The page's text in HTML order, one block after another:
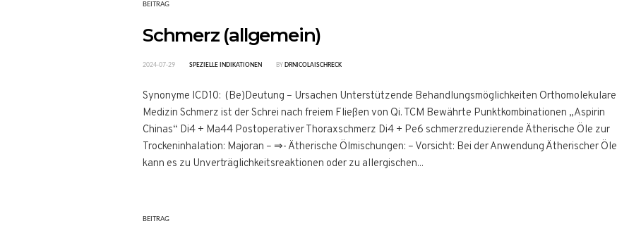
BEITRAG
Schmerz (allgemein)
2024-07-29 SPEZIELLE INDIKATIONEN BY DRNICOLAISCHRECK
Synonyme ICD10: (Be)Deutung – Ursachen Unterstützende Behandlungsmöglichkeiten Orthomolekulare
Medizin Schmerz ist der Schrei nach freiem Fließen von Qi. TCM Bewährte Punktkombinationen „Aspirin
Chinas“ Di4 + Ma44 Postoperativer Thoraxschmerz Di4 + Pe6 schmerzreduzierende Ätherische Öle zur
Trockeninhalation: Majoran – ⇒- Ätherische Ölmischungen: – Vorsicht: Bei der Anwendung Ätherischer Öle
kann es zu Unverträglichkeitsreaktionen oder zu allergischen...
BEITRAG